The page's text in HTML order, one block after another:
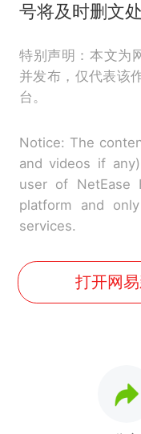
号将及时删文处
特别声明：本文为
并发布，仅代表该
台。
Notice: The
and videos if
user of NetEase
platform and
services.
打开网